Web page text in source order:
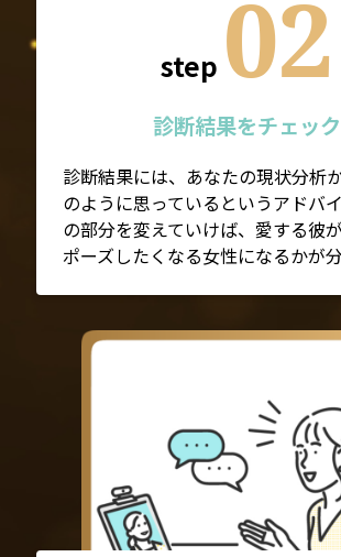
step 02
診断結果をチェック
診断結果には、あなたの現状分析
のように思っているというアドバ
の部分を変えていけば、愛する彼
ポーズしたくなる女性になるかが分